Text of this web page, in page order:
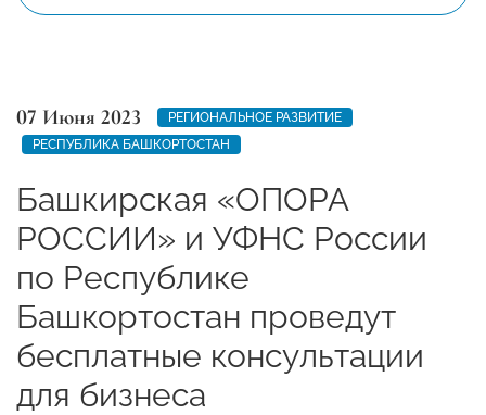
07 Июня 2023
РЕГИОНАЛЬНОЕ РАЗВИТИЕ
РЕСПУБЛИКА БАШКОРТОСТАН
Башкирская «ОПОРА
РОССИИ» и УФНС России
по Республике
Башкортостан проведут
бесплатные консультации
для бизнеса